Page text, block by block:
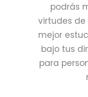
podrás
virtudes
mejor
bajo tus
para